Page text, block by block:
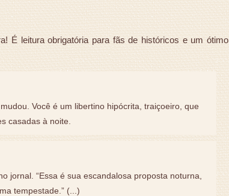
É leitura obrigatória para fãs de históricos e um ótimo
Você é um libertino hipócrita, traiçoeiro, que
casadas à noite.
jornal. “Essa é sua escandalosa proposta noturna,
tempestade.” (...)